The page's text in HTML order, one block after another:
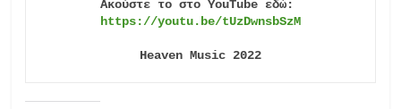
https://youtu.be/tUzDwnsbSzM
Heaven Music 2022